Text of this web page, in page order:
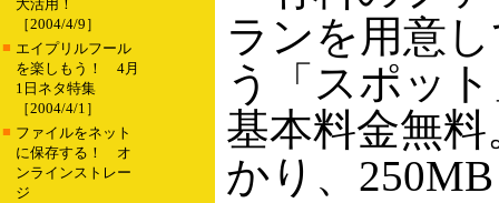
大活用！
［2004/4/9］
■ エイプリルフール
を楽しもう！ 4月
1日ネタ特集
［2004/4/1］
■ ファイルをネット
に保存する！ オ
ンラインストレー
ジ
ランを用意
う「スポッ
基本料金無
かり、